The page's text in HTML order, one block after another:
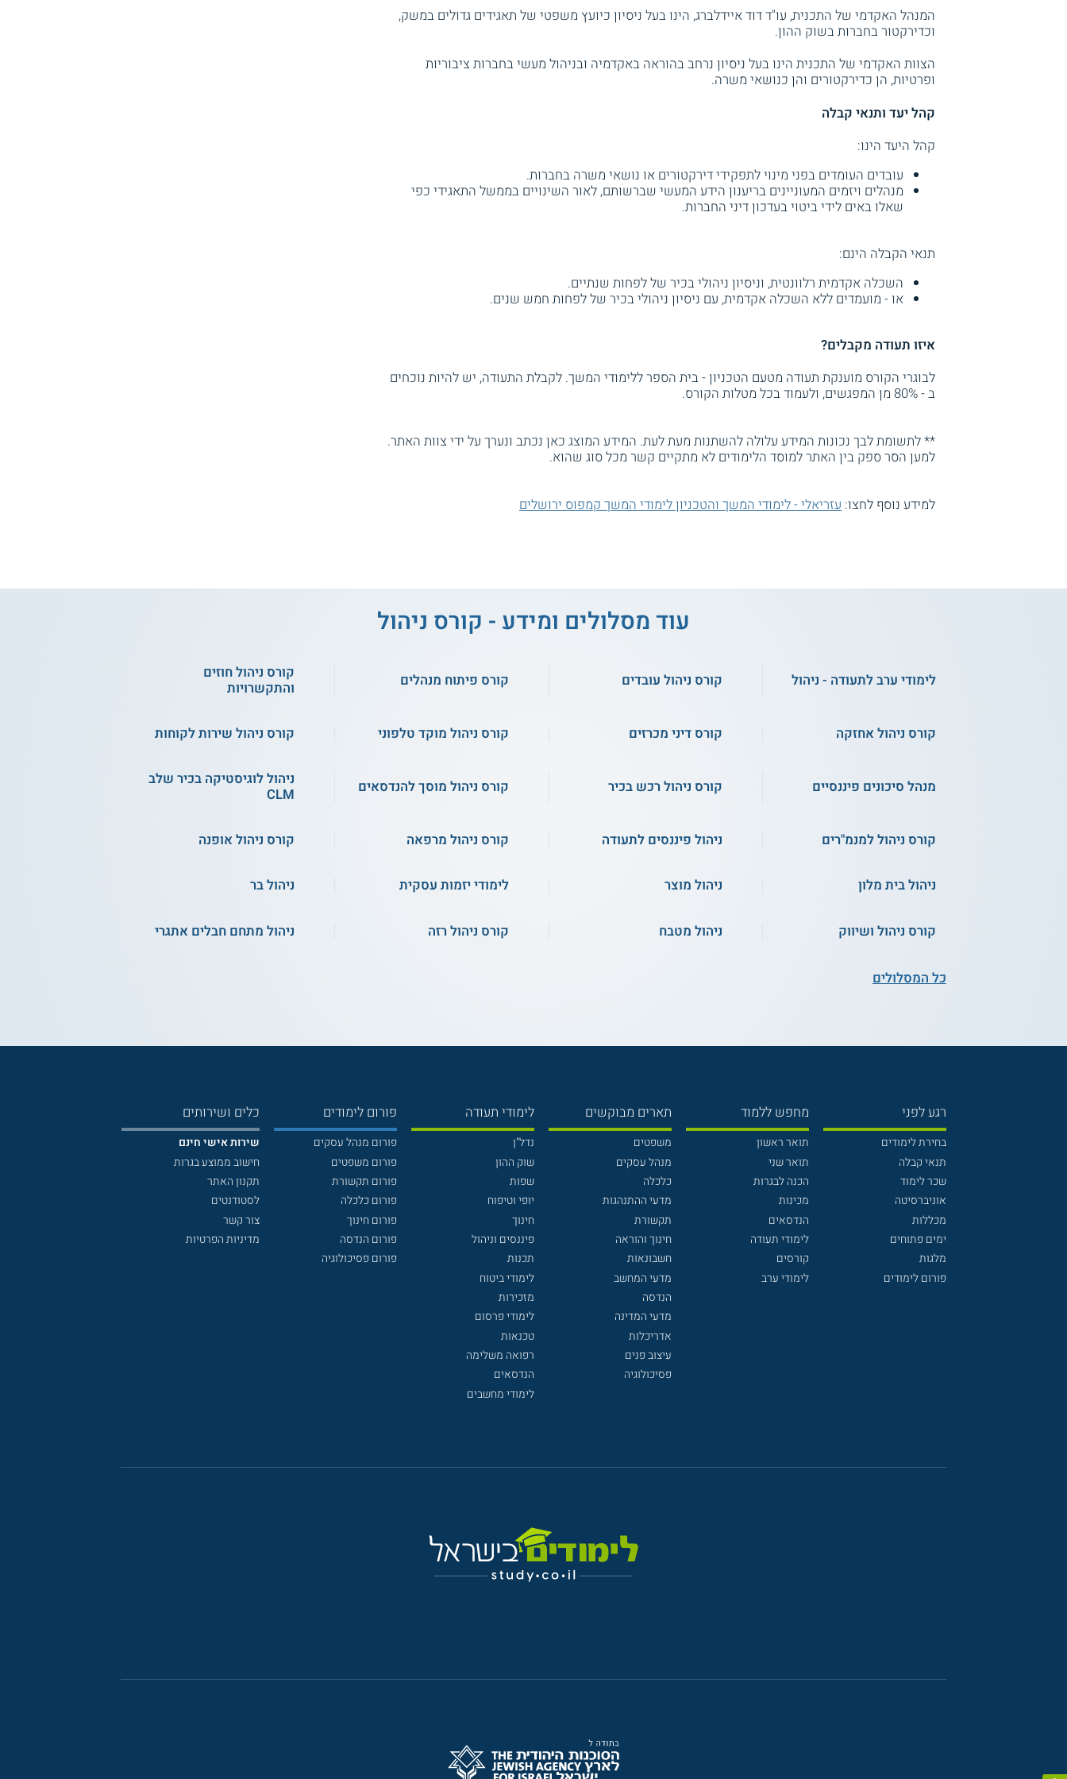
המנהל האקדמי של התכנית, עו"ד דוד איידלברג, הינו בעל ניסיון כיועץ משפטי של תאגידים גדולים במשק,
וכדירקטור בחברות בשוק ההון.
הצוות האקדמי של התכנית הינו בעל ניסיון נרחב בהוראה באקדמיה ובניהול מעשי בחברות ציבוריות
ופרטיות, הן כדירקטורים והן כנושאי משרה.
קהל יעד ותנאי קבלה
קהל היעד הינו:
עובדים העומדים בפני מינוי לתפקידי דירקטורים או נושאי משרה בחברות.
מנהלים ויזמים המעוניינים בריענון הידע המעשי שברשותם, לאור השינויים בממשל התאגידי כפי
שאלו באים לידי ביטוי בעדכון דיני החברות.
תנאי הקבלה הינם:
השכלה אקדמית רלוונטית, וניסיון ניהולי בכיר של לפחות שנתיים.
או - מועמדים ללא השכלה אקדמית, עם ניסיון ניהולי בכיר של לפחות חמש שנים.
איזו תעודה מקבלים?
לבוגרי הקורס מוענקת תעודה מטעם הטכניון - בית הספר ללימודי המשך. לקבלת התעודה, יש להיות נוכחים
ב - 80% מן המפגשים, ולעמוד בכל מטלות הקורס.
** לתשומת לבך נכונות המידע עלולה להשתנות מעת לעת. המידע המוצג כאן נכתב ונערך על ידי צוות האתר.
למען הסר ספק בין האתר למוסד הלימודים לא מתקיים קשר מכל סוג שהוא.
למידע נוסף לחצו: עזריאלי - לימודי המשך והטכניון לימודי המשך קמפוס ירושלים
עוד מסלולים ומידע - קורס ניהול
לימודי ערב לתעודה - ניהול קורס ניהול עובדים קורס פיתוח מנהלים
קורס ניהול חוזים
והתקשרויות
קורס ניהול אחזקה קורס דיני מכרזים קורס ניהול מוקד טלפוני קורס ניהול שירות לקוחות
מנהל סיכונים פיננסיים קורס ניהול רכש בכיר קורס ניהול מוסך להנדסאים
ניהול לוגיסטיקה בכיר שלב
CLM
קורס ניהול למנמ"רים ניהול פיננסים לתעודה קורס ניהול מרפאה קורס ניהול אופנה
ניהול בית מלון ניהול מוצר לימודי יזמות עסקית ניהול בר
קורס ניהול ושיווק ניהול מטבח קורס ניהול רזה ניהול מתחם חבלים אתגרי
כל המסלולים
רגע לפני
בחירת לימודים
תנאי קבלה
שכר לימוד
אוניברסיטה
מכללות
ימים פתוחים
מלגות
פורום לימודים
מחפש ללמוד
תואר ראשון
תואר שני
הכנה לבגרות
מכינות
הנדסאים
לימודי תעודה
קורסים
לימודי ערב
תארים מבוקשים
משפטים
מנהל עסקים
כלכלה
מדעי ההתנהגות
תקשורת
חינוך והוראה
חשבונאות
מדעי המחשב
הנדסה
מדעי המדינה
אדריכלות
עיצוב פנים
פסיכולוגיה
לימודי תעודה
נדל"ן
שוק ההון
שפות
יופי וטיפוח
חינוך
פיננסים וניהול
תכנות
לימודי ביטוח
מזכירות
לימודי פרסום
טכנאות
רפואה משלימה
הנדסאים
לימודי מחשבים
פורום לימודים
פורום מנהל עסקים
פורום משפטים
פורום תקשורת
פורום כלכלה
פורום חינוך
פורום הנדסה
פורום פסיכולוגיה
כלים ושירותים
שירות אישי חינם
חישוב ממוצע בגרות
תקנון האתר
לסטודנטים
צור קשר
מדיניות הפרטיות